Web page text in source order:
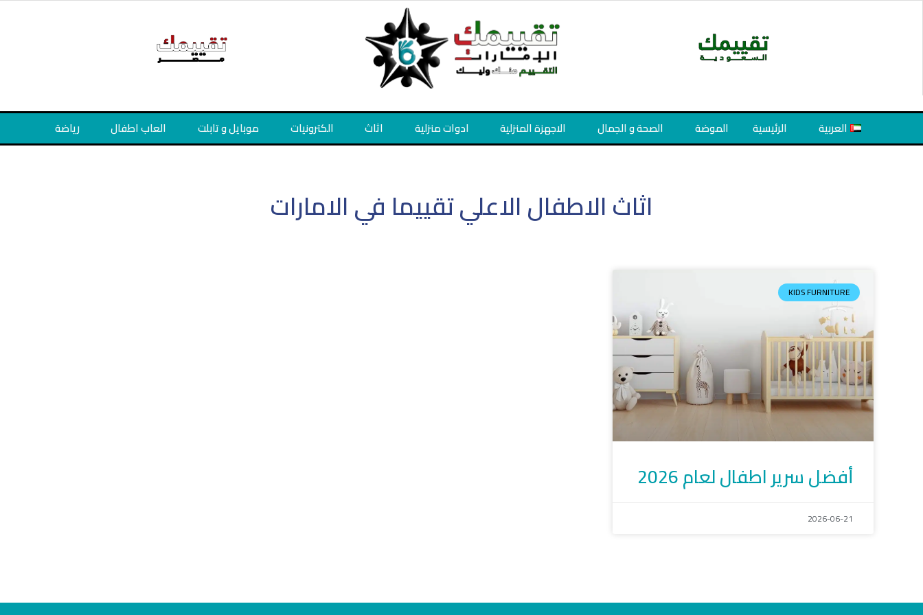
Skip
العربية الرئيسية الموضة الصحة و الجمال الاجهزة المنزلية ادوات منزلية اثاث الكترونيات موبايل و تابلت العاب اطفال رياضة
اثاث الاطفال الاعلي تقييما في الامارات
KIDS FURNITURE
أفضل سرير اطفال لعام 2026
2026-06-21